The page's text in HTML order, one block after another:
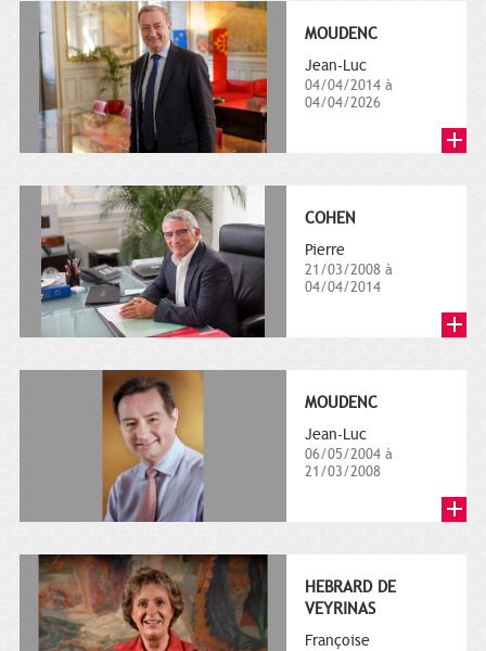
MOUDENC
Jean-Luc
04/04/2014 à
04/04/2026
COHEN
Pierre
21/03/2008 à
04/04/2014
MOUDENC
Jean-Luc
06/05/2004 à
21/03/2008
HEBRARD DE
VEYRINAS
Françoise